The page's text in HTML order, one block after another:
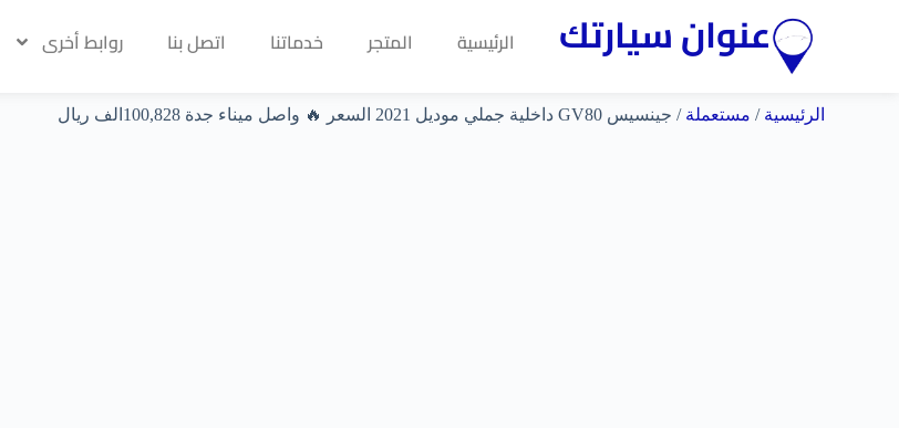
عنوان سيارتك الرئيسية المتجر خدماتنا اتصل بنا روابط أخرى
الرئيسية / مستعملة / جينسيس GV80 داخلية جملي موديل 2021 السعر 🔥 واصل ميناء جدة 100,828الف ريال